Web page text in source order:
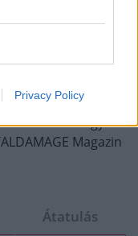
Privacy Policy
küzdősportok,
Te pedig
csinálhassuk.
egyszeri
leszünk és nagyra
Magazin
Átatulás